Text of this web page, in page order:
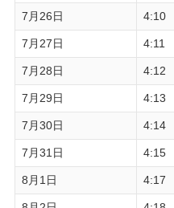
7月26日 4:10
7月27日 4:11
7月28日 4:12
7月29日 4:13
7月30日 4:14
7月31日 4:15
8月1日 4:17